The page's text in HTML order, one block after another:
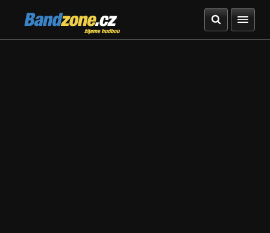
Bandzone.cz
žijeme hudbou